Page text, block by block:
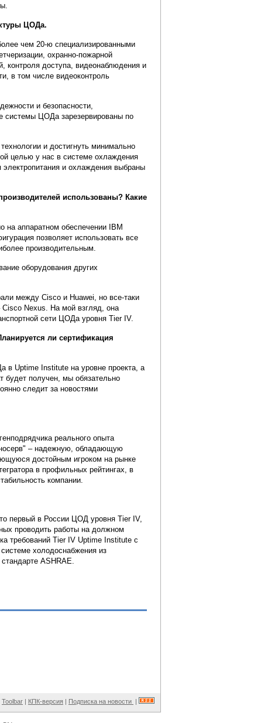
ЦОДа.
чем 20-ю специализированными
охранно-пожарной
контроля доступа, видеонаблюдения и
в том числе видеоконтроль
и безопасности,
системы ЦОДа зарезервированы по
и достигнуть минимально
целью у нас в системе охлаждения
и охлаждения выбраны
использованы? Какие
на аппаратном обеспечении IBM
позволяет использовать все
производительным.
оборудования других
между Cisco и Huawei, но все-таки
Nexus. На мой взгляд, она
сети ЦОДа уровня Tier IV.
ли сертификация
в Uptime Institute на уровне проекта, а
будет получен, мы обязательно
следит за новостями
реального опыта
– надежную, обладающую
достойным игроком на рынке
в профильных рейтингах, в
компании.
первый в России ЦОД уровня Tier IV,
проводить работы на должном
требований Tier IV Uptime Institute с
холодоснабжения из
ASHRAE.
Toolbar | КПК-версия | Подписка на новости |